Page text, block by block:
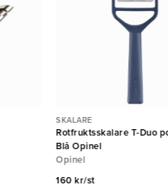
SKALARE
Rotfruktsskalare T-Duo
Blå Opinel
Opinel
160 kr/st